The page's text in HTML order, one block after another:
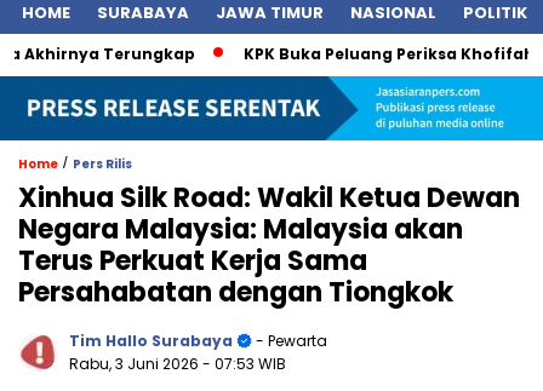
HOME SURABAYA JAWA TIMUR NASIONAL POLITIK
Terungkap KPK Buka Peluang Periksa Khofifah
Home / Pers Rilis
Xinhua Silk Road: Wakil Ketua Dewan
Negara Malaysia: Malaysia akan
Terus Perkuat Kerja Sama
Persahabatan dengan Tiongkok
Tim Hallo Surabaya
- Pewarta
Rabu, 3 Juni 2026 - 07:53 WIB